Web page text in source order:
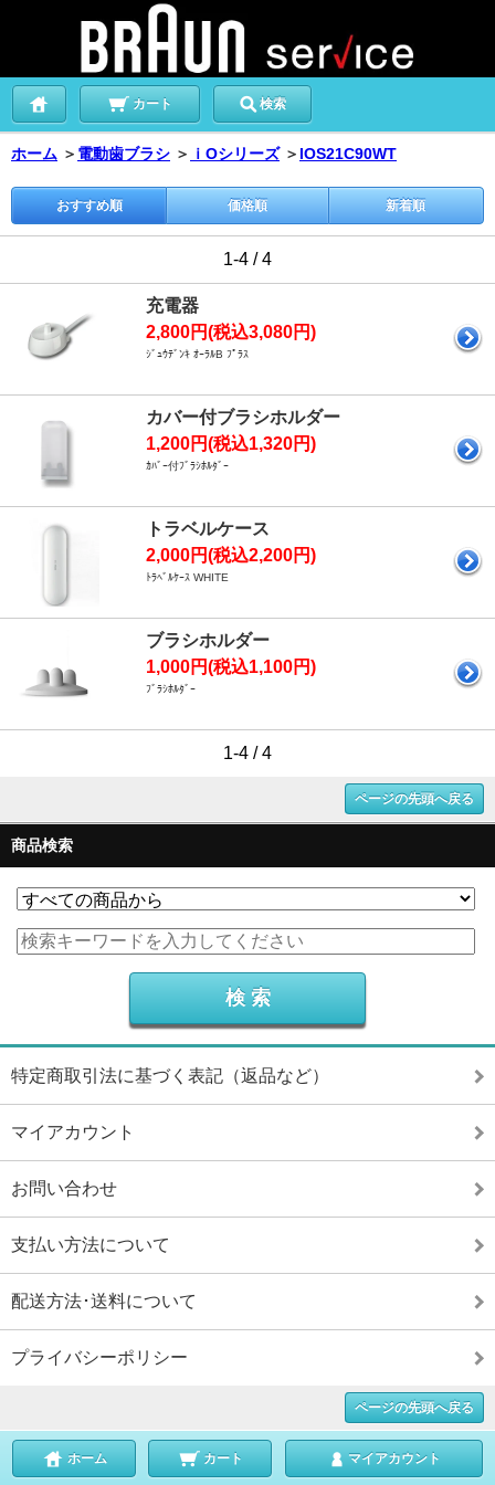
カート 検索
ホーム ＞ 電動歯ブラシ ＞ ｉOシリーズ ＞ IOS21C90WT
おすすめ順 価格順 新着順
1-4 / 4
充電器
2,800円(税込3,080円)
ｼﾞｭｳﾃﾞﾝｷ ｵｰﾗﾙB ﾌﾟﾗｽ
カバー付ブラシホルダー
1,200円(税込1,320円)
ｶﾊﾞｰ付ﾌﾞﾗｼﾎﾙﾀﾞｰ
トラベルケース
2,000円(税込2,200円)
ﾄﾗﾍﾞﾙｹｰｽ WHITE
ブラシホルダー
1,000円(税込1,100円)
ﾌﾞﾗｼﾎﾙﾀﾞｰ
1-4 / 4
ページの先頭へ戻る
商品検索
特定商取引法に基づく表記（返品など）
マイアカウント
お問い合わせ
支払い方法について
配送方法･送料について
プライバシーポリシー
ページの先頭へ戻る
ホーム カート マイアカウント